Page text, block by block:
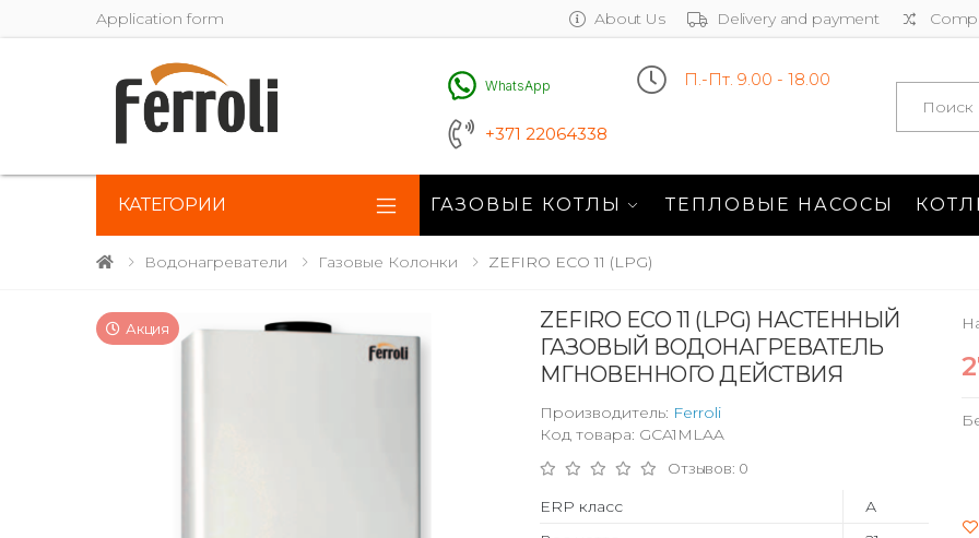
Application form About Us Delivery and payment
WhatsApp
+371 22064338
П.-Пт. 9.00 - 18.00 Search
КАТЕГОРИИ ГАЗОВЫЕ КОТЛЫ ТЕПЛОВЫЕ НАСОСЫ
Водонагреватели Газовые Колонки ZEFIRO ECO 11 (LPG)
Акция
ZEFIRO ECO 11 (LPG) НАСТЕННЫЙ
ГАЗОВЫЙ ВОДОНАГРЕВАТЕЛЬ
МГНОВЕННОГО ДЕЙСТВИЯ
Производитель: Ferroli
Код товара: GCA1MLAA
Отзывов: 0
ERP класс
А